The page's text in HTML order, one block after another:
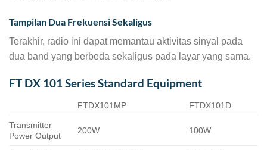
Tampilan Dua Frekuensi Sekaligus
Terakhir, radio ini dapat memantau aktivitas sinyal pada
dua band yang berbeda sekaligus pada layar yang sama.
FT DX 101 Series Standard Equipment
FTDX101MP FTDX101D
Transmitter
Power Output
200W 100W